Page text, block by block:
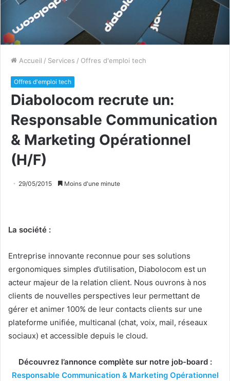
Accueil / Services / Offres d'emploi tech
Offres d'emploi tech
Diabolocom recrute un:
Responsable Communication
& Marketing Opérationnel
(H/F)
29/05/2015 Moins d'une minute
La société :
Entreprise innovante reconnue pour ses solutions
ergonomiques simples d’utilisation, Diabolocom est un
acteur majeur de la relation client. Nous ouvrons à nos
clients de nouvelles perspectives leur permettant de
gérer et animer 100% de leur contacts clients sur une
plateforme unifiée, multicanal (chat, voix, mail, réseaux
sociaux) et accessible depuis le cloud.
Découvrez l’annonce complète sur notre job-board :
Responsable Communication & Marketing Opérationnel